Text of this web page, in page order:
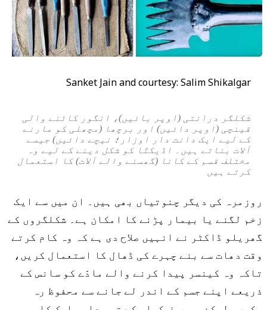
Sanket Jain and courtesy: Salim Shikalgar
شکلگر درانتی (اوپر بائیں)، انگور کاٹنے والی
قینچی (اوپر دائیں) اور برچھا (مچھلی کو مارنے
کے لیے ایک دانت دار اوزار؛ نیچے دائیں) جیسے
آلات بناتے ہیں۔ اڈیکتّا کو شکل دینے کے لیے وہ
مختلف قسم کے کانا (گھسنے والے آلات) کا استعمال
کرتے ہیں
روزمرہ کی دیگر چنوتیاں بھی ہیں۔ ان میں سے ایک
زخم لگنے یا بیمار پڑنے کا امکان ہے۔ شکلگروں کے
گھریلو ڈاکٹر نے انہیں صلاح دی ہے کہ وہ کام کرتے
وقت دھات سے بنے چہرے کی ڈھال کا استعمال کریں،
تاکہ وہ کینسر پیدا کرنے والے مادّے کو سانس کے
ذریعے اپنے جسم کے اندر لے جانے سے محفوظ رہ